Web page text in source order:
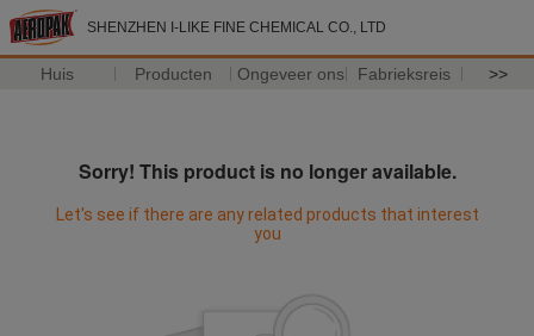
SHENZHEN I-LIKE FINE CHEMICAL CO., LTD
Huis Producten Ongeveer ons Fabrieksreis >>
Sorry! This product is no longer available.
Let's see if there are any related products that interest
you